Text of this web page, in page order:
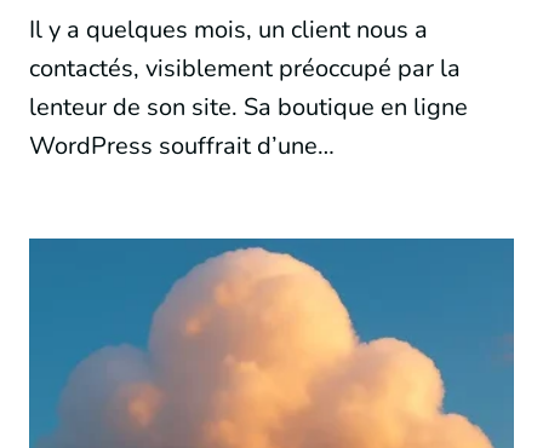
Il y a quelques mois, un client nous a
contactés, visiblement préoccupé par la
lenteur de son site. Sa boutique en ligne
WordPress souffrait d’une…